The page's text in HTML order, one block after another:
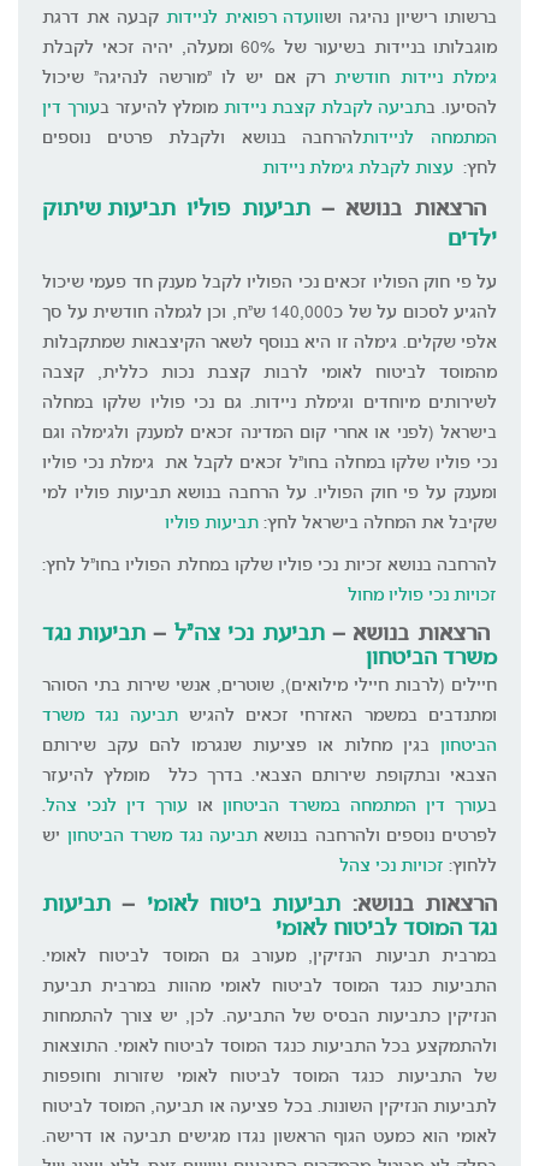
ברשותו רישיון נהיגה ושוועדה רפואית לניידות קבעה את דרגת
מוגבלותו בניידות בשיעור של 60% ומעלה, יהיה זכאי לקבלת
גימלת ניידות חודשית רק אם יש לו "מורשה לנהיגה" שיכול
להסיעו. בתביעה לקבלת קצבת ניידות מומלץ להיעזר בעורך דין
המתמחה לניידותלהרחבה בנושא ולקבלת פרטים נוספים
לחץ: עצות לקבלת גימלת ניידות
הרצאות בנושא –תביעות פוליו תביעות שיתוק
ילדים
על פי חוק הפוליו זכאים נכי הפוליו לקבל מענק חד פעמי שיכול
להגיע לסכום על של כ140,000 ש"ח, וכן לגמלה חודשית על סך
אלפי שקלים. גימלה זו היא בנוסף לשאר הקיצבאות שמתקבלות
מהמוסד לביטוח לאומי לרבות קצבת נכות כללית, קצבה
לשירותים מיוחדים וגימלת ניידות. גם נכי פוליו שלקו במחלה
בישראל (לפני או אחרי קום המדינה זכאים למענק ולגימלה וגם
נכי פוליו שלקו במחלה בחו"ל זכאים לקבל את גימלת נכי פוליו
ומענק על פי חוק הפוליו. על הרחבה בנושא תביעות פוליו למי
שקיבל את המחלה בישראל לחץ: תביעות פוליו
להרחבה בנושא זכיות נכי פוליו שלקו במחלת הפוליו בחו"ל לחץ:
זכויות נכי פוליו מחול
הרצאות בנושא –תביעת נכי צה"ל – תביעות נגד
משרד הביטחון
חיילים (לרבות חיילי מילואים), שוטרים, אנשי שירות בתי הסוהר
ומתנדבים במשמר האזרחי זכאים להגישתביעה נגד משרד
הביטחון בגין מחלות או פציעות שנגרמו להם עקב שירותם
הצבאי ובתקופת שירותם הצבאי. בדרך כלל מומלץ להיעזר
בעורך דין המתמחה במשרד הביטחון או עורך דין לנכי צהל.
לפרטים נוספים ולהרחבה בנושאתביעה נגד משרד הביטחון יש
ללחוץ: זכויות נכי צהל
הרצאות בנושא: תביעות ביטוח לאומי – תביעות
נגד המוסד לביטוח לאומי
במרבית תביעות הנזיקין, מעורב גם המוסד לביטוח לאומי.
התביעות כנגד המוסד לביטוח לאומי מהוות במרבית תביעת
הנזיקין כתביעות הבסיס של התביעה. לכן, יש צורך להתמחות
ולהתמקצע בכל התביעות כנגד המוסד לביטוח לאומי. התוצאות
של התביעות כנגד המוסד לביטוח לאומי שזורות וחופפות
לתביעות הנזיקין השונות. בכל פציעה או תביעה, המוסד לביטוח
לאומי הוא כמעט הגוף הראשון נגדו מגישים תביעה או דרישה.